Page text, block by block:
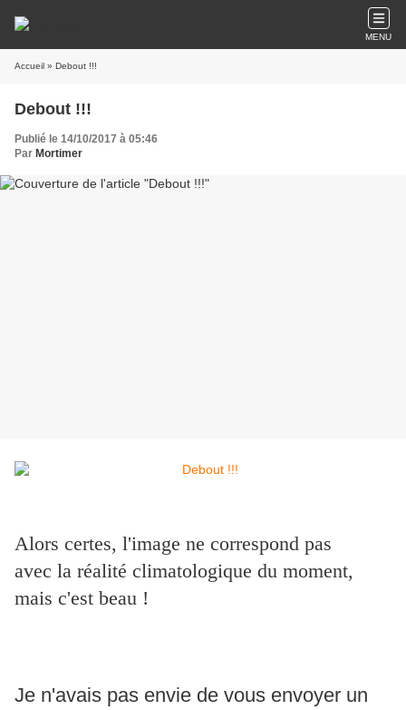
MENU
Accueil » Debout !!!
Debout !!!
Publié le 14/10/2017 à 05:46
Par Mortimer
Alors certes, l'image ne correspond pas
avec la réalité climatologique du moment,
mais c'est beau !
Je n'avais pas envie de vous envoyer un